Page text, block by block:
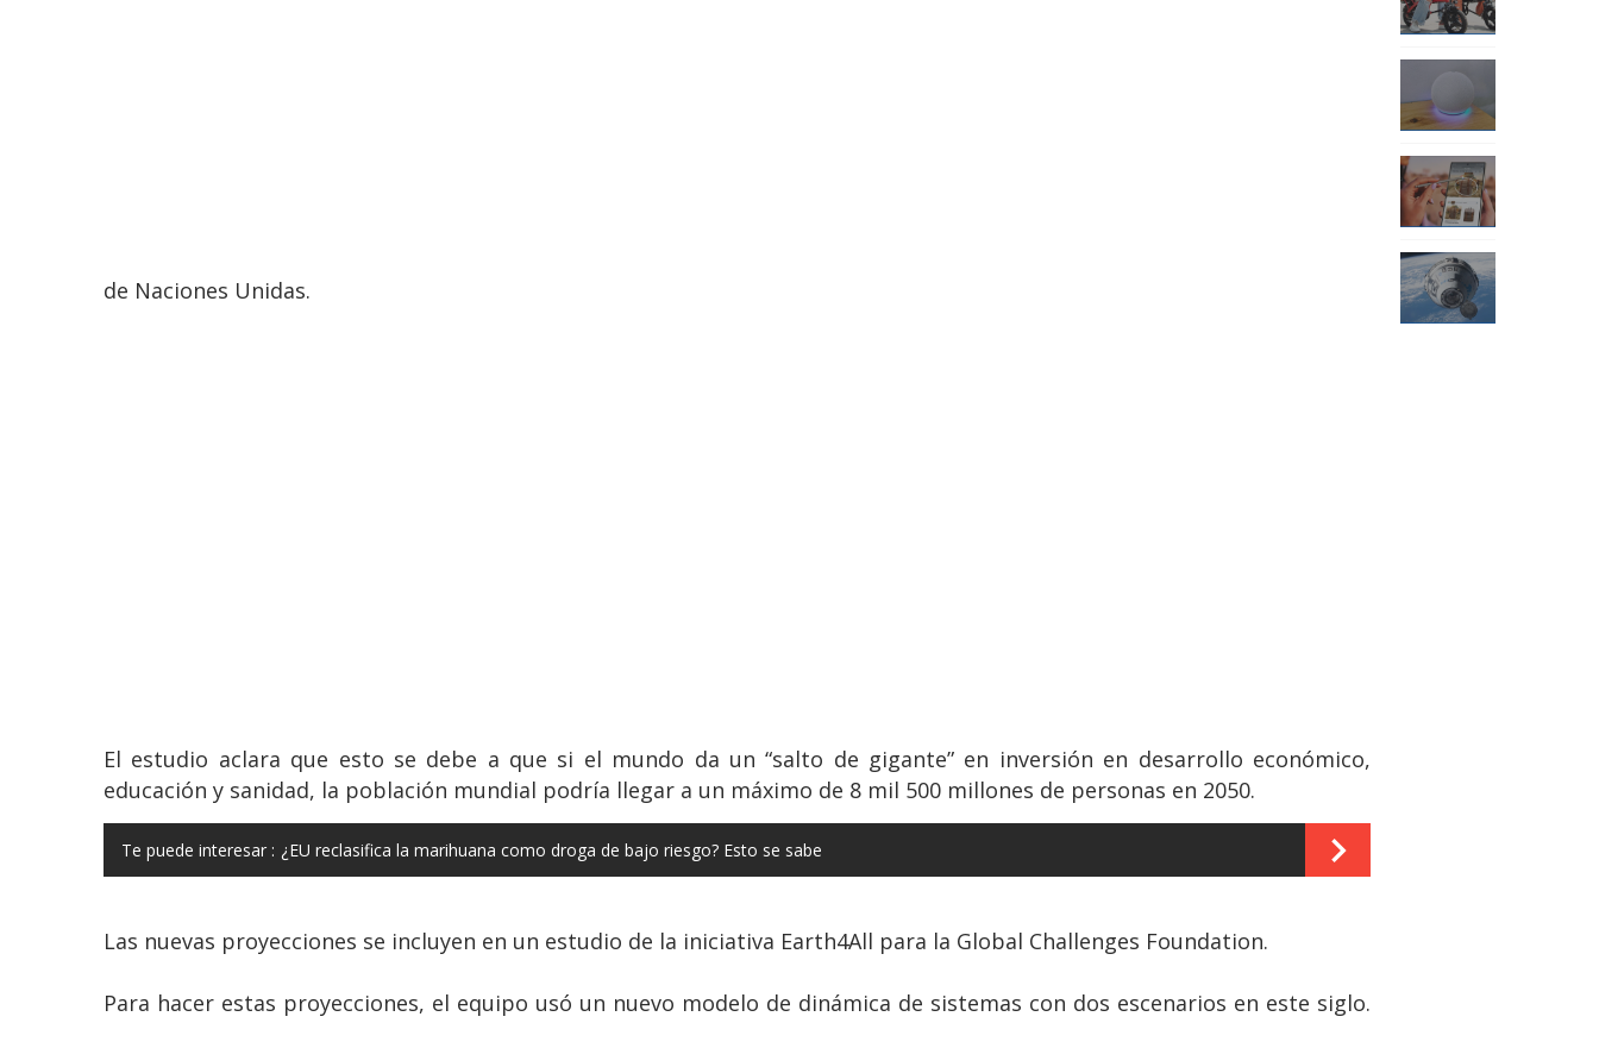
de Naciones Unidas.
El estudio aclara que esto se debe a que si el mundo da un “salto de gigante” en inversión en desarrollo económico,
educación y sanidad, la población mundial podría llegar a un máximo de 8 mil 500 millones de personas en 2050.
Te puede interesar : ¿EU reclasifica la marihuana como droga de bajo riesgo? Esto se sabe
Las nuevas proyecciones se incluyen en un estudio de la iniciativa Earth4All para la Global Challenges Foundation.
Para hacer estas proyecciones, el equipo usó un nuevo modelo de dinámica de sistemas con dos escenarios en este siglo.